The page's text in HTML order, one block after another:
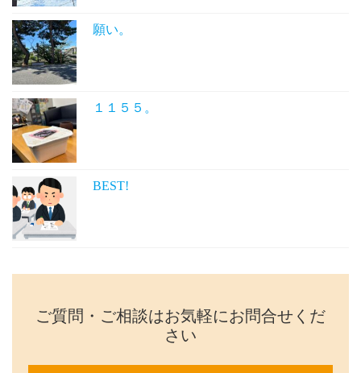
願い。
１１５５。
BEST!
ご質問・ご相談はお気軽にお問合せくだ
さい